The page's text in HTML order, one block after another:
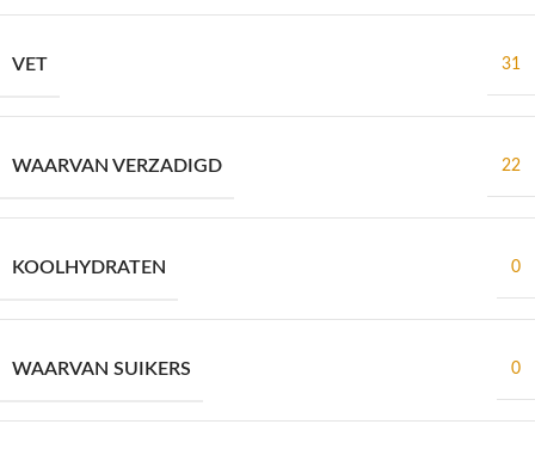
VET 31
WAARVAN VERZADIGD 22
KOOLHYDRATEN 0
WAARVAN SUIKERS 0